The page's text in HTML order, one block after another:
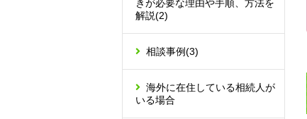
きが必要な理由や手順、方法を
解説(2)
相談事例(3)
海外に在住している相続人が
いる場合